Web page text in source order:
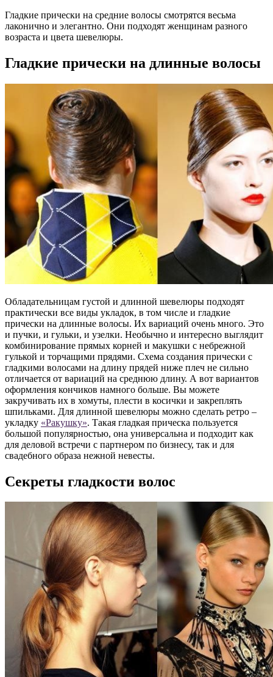
Гладкие прически на средние волосы смотрятся весьма
лаконично и элегантно. Они подходят женщинам разного
возраста и цвета шевелюры.
Гладкие прически на длинные волосы
Обладательницам густой и длинной шевелюры подходят
практически все виды укладок, в том числе и гладкие
прически на длинные волосы. Их вариаций очень много. Это
и пучки, и гульки, и узелки. Необычно и интересно выглядит
комбинирование прямых корней и макушки с небрежной
гулькой и торчащими прядями. Схема создания прически с
гладкими волосами на длину прядей ниже плеч не сильно
отличается от вариаций на среднюю длину. А вот вариантов
оформления кончиков намного больше. Вы можете
закручивать их в хомуты, плести в косички и закреплять
шпильками. Для длинной шевелюры можно сделать ретро –
укладку «Ракушку». Такая гладкая прическа пользуется
большой популярностью, она универсальна и подходит как
для деловой встречи с партнером по бизнесу, так и для
свадебного образа нежной невесты.
Секреты гладкости волос